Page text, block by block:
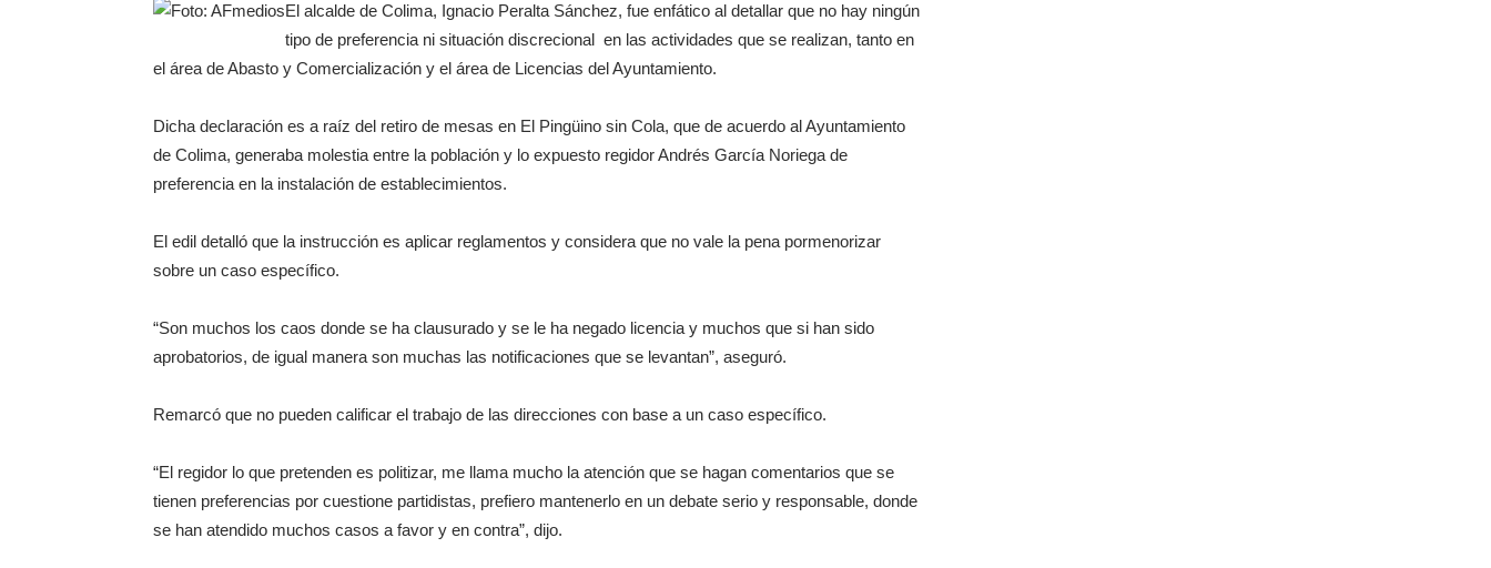
El alcalde de Colima, Ignacio Peralta Sánchez, fue enfático al detallar que no hay ningún
tipo de preferencia ni situación discrecional en las actividades que se realizan, tanto en
el área de Abasto y Comercialización y el área de Licencias del Ayuntamiento.
Dicha declaración es a raíz del retiro de mesas en El Pingüino sin Cola, que de acuerdo al Ayuntamiento
de Colima, generaba molestia entre la población y lo expuesto regidor Andrés García Noriega de
preferencia en la instalación de establecimientos.
El edil detalló que la instrucción es aplicar reglamentos y considera que no vale la pena pormenorizar
sobre un caso específico.
“Son muchos los caos donde se ha clausurado y se le ha negado licencia y muchos que si han sido
aprobatorios, de igual manera son muchas las notificaciones que se levantan”, aseguró.
Remarcó que no pueden calificar el trabajo de las direcciones con base a un caso específico.
“El regidor lo que pretenden es politizar, me llama mucho la atención que se hagan comentarios que se
tienen preferencias por cuestione partidistas, prefiero mantenerlo en un debate serio y responsable, donde
se han atendido muchos casos a favor y en contra”, dijo.